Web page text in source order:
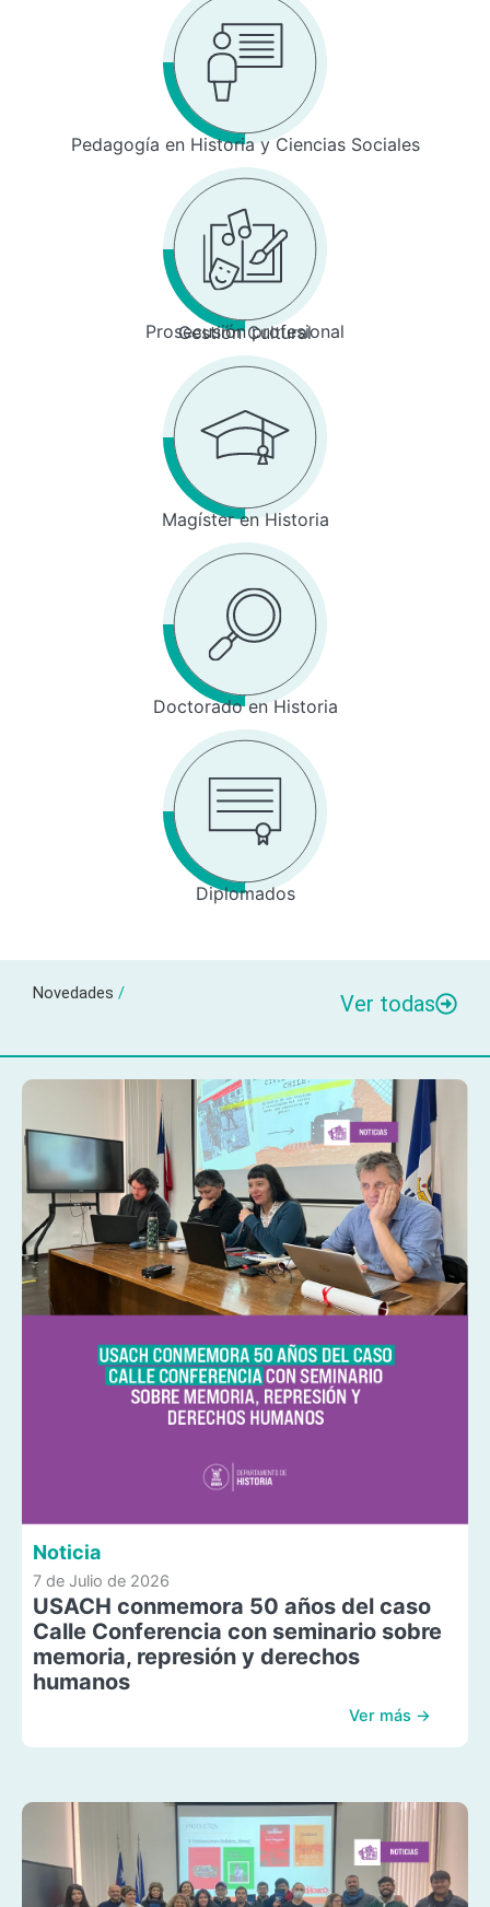
Pedagogía en Historia y Ciencias Sociales
Prosecusión profesional
Gestión Cultural
Magíster en Historia
Doctorado en Historia
Diplomados
Novedades / Ver todas
Noticia
7 de Julio de 2026
USACH conmemora 50 años del caso
Calle Conferencia con seminario sobre
memoria, represión y derechos
humanos
Ver más →